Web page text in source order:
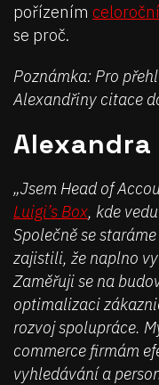
pořízením
se proč.
Poznámka: Pro
Alexandřiny citace
Alexandra
„Jsem Head of
Luigi’s Box, kde
Společně se
zajistili, že naplno
Zaměřuji se na
optimalizaci
rozvoj spolupráce.
commerce firmám
vyhledávání a